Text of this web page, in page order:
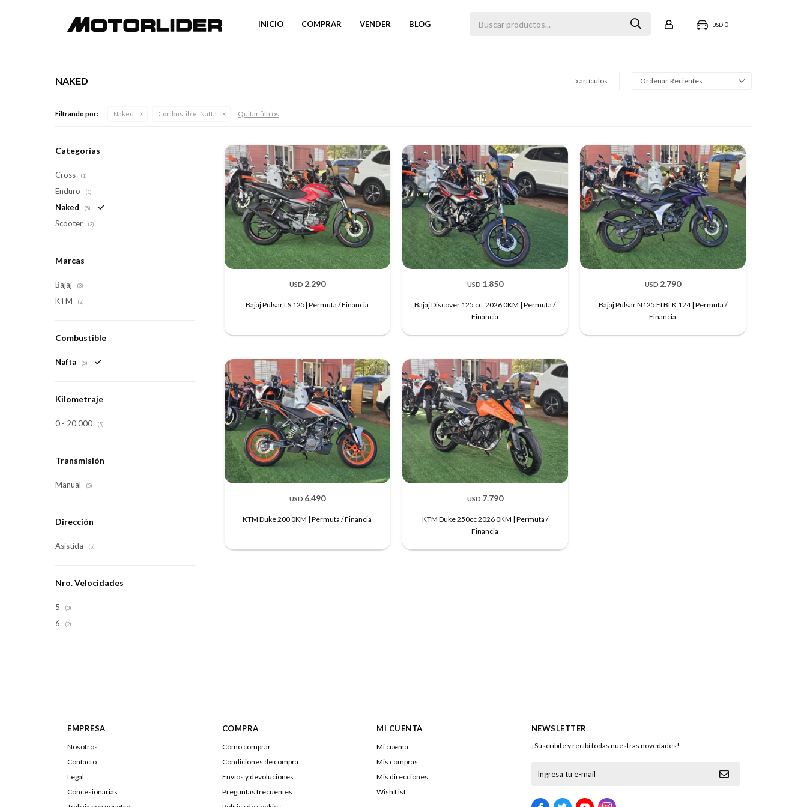
INICIO COMPRAR VENDER BLOG USD 0
NAKED 5 artículos Recientes
Filtrando por: Naked Combustible: Nafta Quitar filtros
USD 2.290
Bajaj Pulsar LS 125| Permuta / Financia
USD 1.850
Bajaj Discover 125 cc. 2026 0KM | Permuta /
Financia
USD 2.790
Bajaj Pulsar N125 FI BLK 124 | Permuta /
Financia
USD 6.490
KTM Duke 200 0KM | Permuta / Financia
USD 7.790
KTM Duke 250cc 2026 0KM | Permuta /
Financia
Categorías
Cross (1)
Enduro (1)
Naked (5)
Scooter (3)
Marcas
Bajaj (3)
KTM (2)
Combustible
Nafta (5)
Kilometraje
0 - 20.000 (5)
Transmisión
Manual (5)
Dirección
Asistida (5)
Nro. Velocidades
5 (3)
6 (2)
EMPRESA
Nosotros
Contacto
Legal
Concesionarias
COMPRA
Cómo comprar
Condiciones de compra
Envíos y devoluciones
Preguntas frecuentes
MI CUENTA
Mi cuenta
Mis compras
Mis direcciones
Wish List
NEWSLETTER
¡Suscribite y recibí todas nuestras novedades!